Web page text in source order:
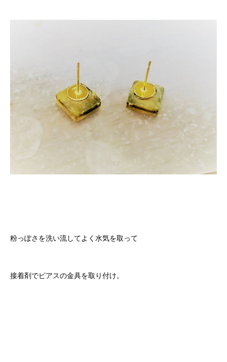
粉っぽさを洗い流してよく水気を取って
接着剤でピアスの金具を取り付け。